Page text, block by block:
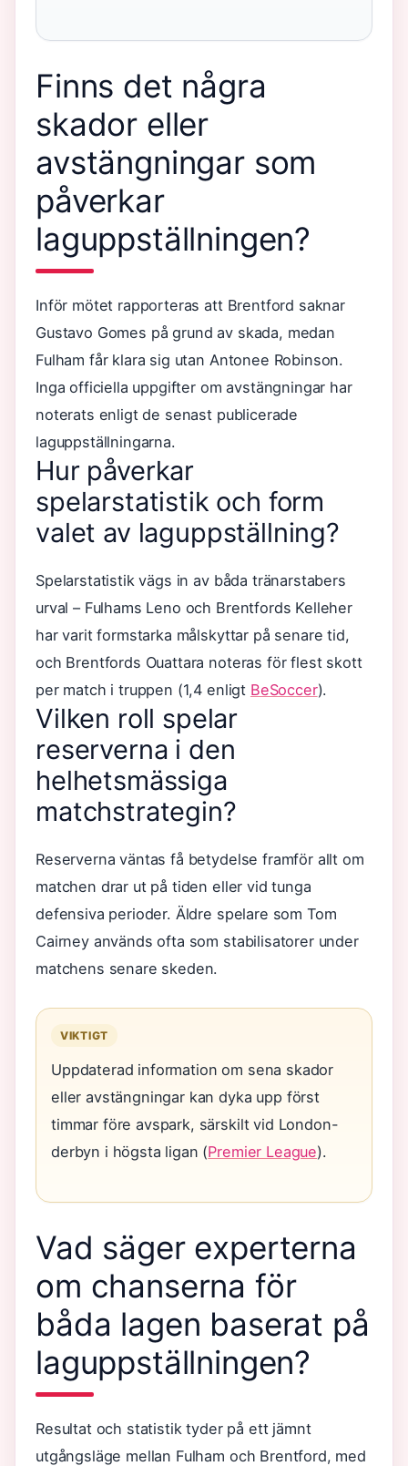
Finns det några
skador eller
avstängningar som
påverkar
laguppställningen?
Inför mötet rapporteras att Brentford saknar
Gustavo Gomes på grund av skada, medan
Fulham får klara sig utan Antonee Robinson.
Inga officiella uppgifter om avstängningar har
noterats enligt de senast publicerade
laguppställningarna.
Hur påverkar
spelarstatistik och form
valet av laguppställning?
Spelarstatistik vägs in av båda tränarstabers
urval – Fulhams Leno och Brentfords Kelleher
har varit formstarka målskyttar på senare tid,
och Brentfords Ouattara noteras för flest skott
per match i truppen (1,4 enligt BeSoccer).
Vilken roll spelar
reserverna i den
helhetsmässiga
matchstrategin?
Reserverna väntas få betydelse framför allt om
matchen drar ut på tiden eller vid tunga
defensiva perioder. Äldre spelare som Tom
Cairney används ofta som stabilisatorer under
matchens senare skeden.
VIKTIGT
Uppdaterad information om sena skador
eller avstängningar kan dyka upp först
timmar före avspark, särskilt vid London-
derbyn i högsta ligan (Premier League).
Vad säger experterna
om chanserna för
båda lagen baserat på
laguppställningen?
Resultat och statistik tyder på ett jämnt
utgångsläge mellan Fulham och Brentford, med